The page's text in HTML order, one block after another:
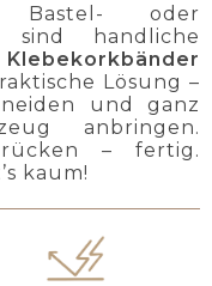
Bastel- oder
sind handliche
Klebekorkbänder
Lösung –
und ganz
anbringen.
– fertig.
kaum!